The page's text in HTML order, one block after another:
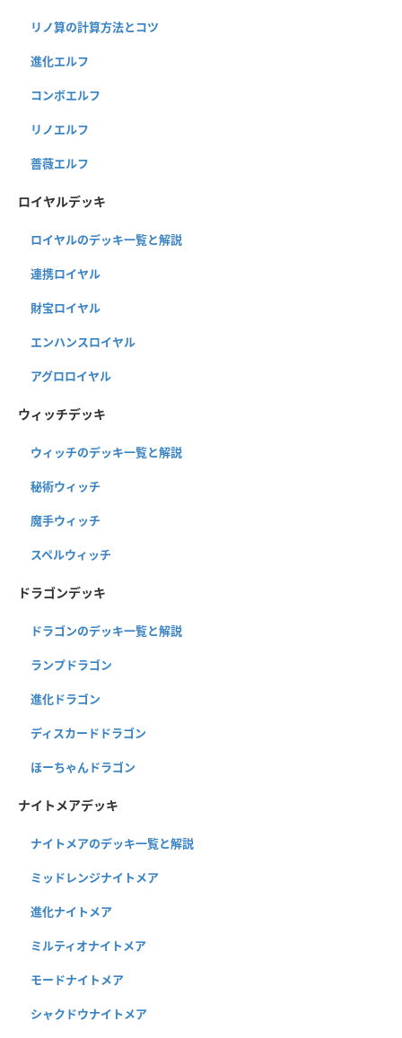
リノ算の計算方法とコツ
進化エルフ
コンボエルフ
リノエルフ
薔薇エルフ
ロイヤルデッキ
ロイヤルのデッキ一覧と解説
連携ロイヤル
財宝ロイヤル
エンハンスロイヤル
アグロロイヤル
ウィッチデッキ
ウィッチのデッキ一覧と解説
秘術ウィッチ
魔手ウィッチ
スペルウィッチ
ドラゴンデッキ
ドラゴンのデッキ一覧と解説
ランプドラゴン
進化ドラゴン
ディスカードドラゴン
ほーちゃんドラゴン
ナイトメアデッキ
ナイトメアのデッキ一覧と解説
ミッドレンジナイトメア
進化ナイトメア
ミルティオナイトメア
モードナイトメア
シャクドウナイトメア